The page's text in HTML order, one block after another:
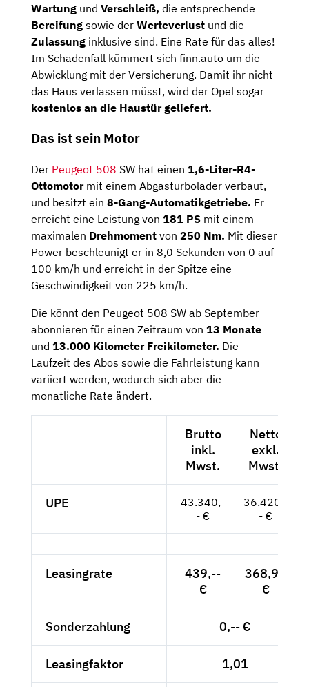
Wartung und Verschleiß, die entsprechende
Bereifung sowie der Werteverlust und die
Zulassung inklusive sind. Eine Rate für das alles!
Im Schadenfall kümmert sich finn.auto um die
Abwicklung mit der Versicherung. Damit ihr nicht
das Haus verlassen müsst, wird der Opel sogar
kostenlos an die Haustür geliefert.
Das ist sein Motor
Der Peugeot 508 SW hat einen 1,6-Liter-R4-
Ottomotormit einem Abgasturbolader verbaut,
und besitzt ein 8-Gang-Automatikgetriebe. Er
erreicht eine Leistung von 181 PS mit einem
maximalen Drehmoment von 250 Nm. Mit dieser
Power beschleunigt er in 8,0 Sekunden von 0 auf
100 km/h und erreicht in der Spitze eine
Geschwindigkeit von 225 km/h.
Die könnt den Peugeot 508 SW ab September
abonnieren für einen Zeitraum von 13 Monate
und 13.000 Kilometer Freikilometer. Die
Laufzeit des Abos sowie die Fahrleistung kann
variiert werden, wodurch sich aber die
monatliche Rate ändert.
Brutto
inkl.
Mwst.
Netto
exkl.
Mwst.
UPE
43.340,-
- €
36.420,-
- €
Leasingrate
439,--
€
368,91
€
Sonderzahlung 0,-- €
Leasingfaktor 1,01